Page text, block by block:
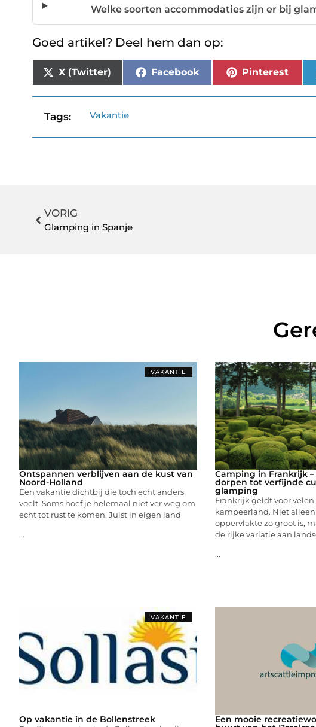
Welke soorten accommodaties zijn er bij
Goed artikel? Deel hem dan op:
X (Twitter) Facebook Pinterest
Tags: Vakantie
VORIG
Glamping in Spanje
VAKANTIE
Ontspannen verblijven aan de kust van
Noord-Holland
Een vakantie dichtbij die toch echt anders
voelt Soms hoef je helemaal niet ver weg om
echt tot rust te komen. Juist in eigen land
...
Camping in Frankrijk
dorpen tot verfijnde
glamping
Frankrijk geldt voor
kampeerland. Niet
oppervlakte zo groot is,
de rijke variatie aan
...
VAKANTIE
Op vakantie in de Bollenstreek Een mooie